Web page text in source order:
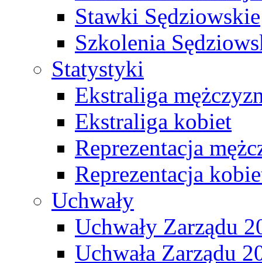
Stawki Sędziowskie
Szkolenia
Statystyki
Ekstraliga
Ekstraliga kobiet
Reprezentacja
Reprezentacja
Uchwały
Uchwały Zarządu
Uchwała Zarządu